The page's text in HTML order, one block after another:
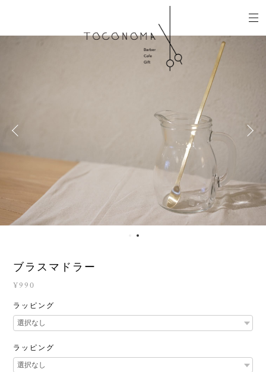
ブラスマドラー
¥990
ラッピング
ラッピング